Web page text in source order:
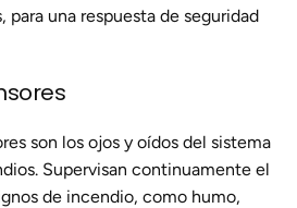
una respuesta de seguridad
son los ojos y oídos del sistema
Supervisan continuamente el
de incendio, como humo,